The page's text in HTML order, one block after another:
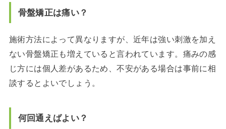
骨盤矯正は痛い？
施術方法によって異なりますが、近年は強い刺激を加え
ない骨盤矯正も増えていると言われています。痛みの感
じ方には個人差があるため、不安がある場合は事前に相
談するとよいでしょう。
何回通えばよい？